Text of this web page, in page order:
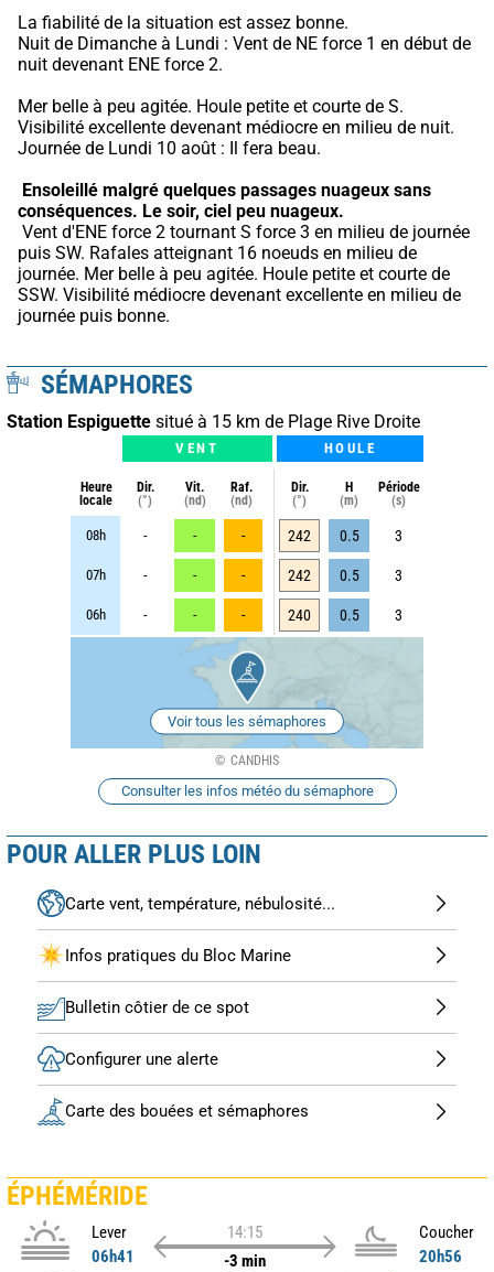
La fiabilité de la situation est assez bonne.
Nuit de Dimanche à Lundi : Vent de NE force 1 en début de
nuit devenant ENE force 2.
Mer belle à peu agitée. Houle petite et courte de S.
Visibilité excellente devenant médiocre en milieu de nuit.
Journée de Lundi 10 août : Il fera beau.
Ensoleillé malgré quelques passages nuageux sans
conséquences. Le soir, ciel peu nuageux.
puis SW. Rafales atteignant 16 noeuds en milieu de
journée. Mer belle à peu agitée. Houle petite et courte de
SSW. Visibilité médiocre devenant excellente en milieu de
journée puis bonne.
SÉMAPHORES
Station Espiguette situé à 15 km de Plage Rive Droite
VENT HOULE
Heure
locale
Dir.
(°)
Vit.
(nd)
Raf.
(nd)
Dir.
(°)
H
(m)
Période
(s)
08h - - - 242 0.5 3
07h - - - 242 0.5 3
06h - - - 240 0.5 3
Voir tous les sémaphores
CANDHIS
Consulter les infos météo du sémaphore
POUR ALLER PLUS LOIN
Carte vent, température, nébulosité...
Infos pratiques du Bloc Marine
Bulletin côtier de ce spot
Configurer une alerte
Carte des bouées et sémaphores
ÉPHÉMÉRIDE
Lever
06h41
14:15
-3 min
Coucher
20h56